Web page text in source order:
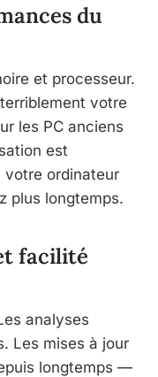
du
et processeur.
votre
les PC anciens
est
votre ordinateur
plus longtemps.
facilité
analyses
Les mises à jour
longtemps —